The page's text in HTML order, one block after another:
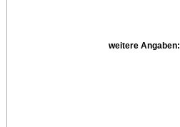
weitere Angaben: